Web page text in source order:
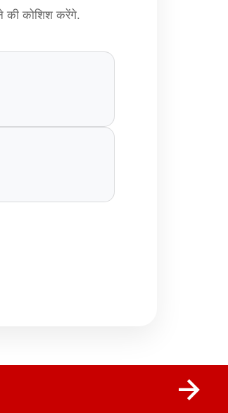
की कोशिश करेंगे.